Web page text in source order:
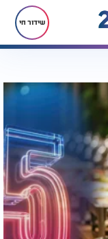
שידור חי